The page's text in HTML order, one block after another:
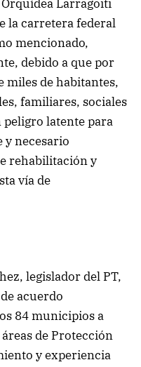
Larragoiti
la carretera federal
mencionado,
debido a que por
miles de habitantes,
familiares, sociales
peligro latente para
y necesario
rehabilitación y
vía de
legislador del PT,
acuerdo
84 municipios a
de Protección
y experiencia